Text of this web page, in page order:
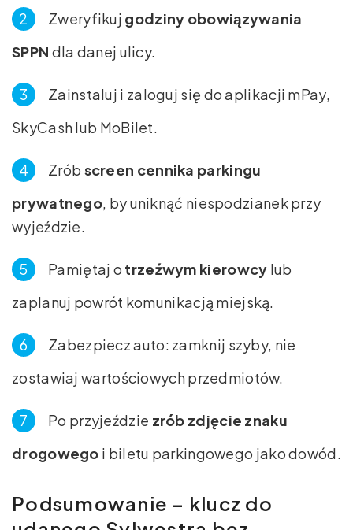
Zweryfikuj godziny obowiązywania
SPPN dla danej ulicy.
Zainstaluj i zaloguj się do aplikacji mPay,
SkyCash lub MoBilet.
Zrób screen cennika parkingu
prywatnego, by uniknąć niespodzianek przy
wyjeździe.
Pamiętaj o trzeźwym kierowcy lub
zaplanuj powrót komunikacją miejską.
Zabezpiecz auto: zamknij szyby, nie
zostawiaj wartościowych przedmiotów.
Po przyjeździe zrób zdjęcie znaku
drogowego i biletu parkingowego jako dowód.
Podsumowanie – klucz do